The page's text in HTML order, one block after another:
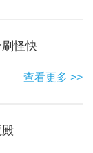
怪快
查看更多 >>